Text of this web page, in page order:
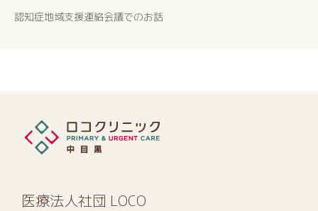
認知症地域支援連絡会議でのお話
医療法人社団 LOCO